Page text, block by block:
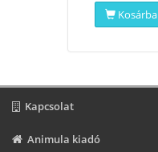
Kosárba
Kapcsolat
Animula kiadó